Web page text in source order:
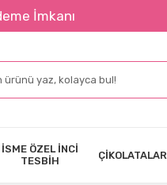
İSME ÖZEL İNCİ
TESBİH
ÇİKOLATALAR